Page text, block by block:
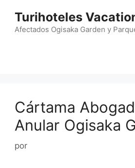
contenido
Turihoteles
Afectados Ogisaka Garden y
Cártama
Anular Ogisaka
por